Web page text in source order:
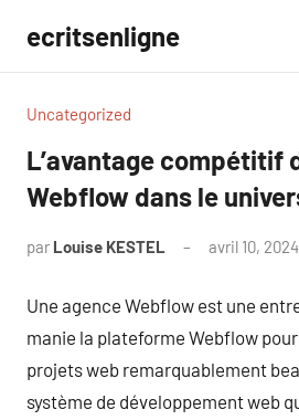
contenu
ecritsenligne
Uncategorized
L’avantage compétitif
Webflow dans le
par Louise KESTEL avril 10, 2024
Une agence Webflow est une
manie la plateforme Webflow
projets web remarquablement
système de développement web